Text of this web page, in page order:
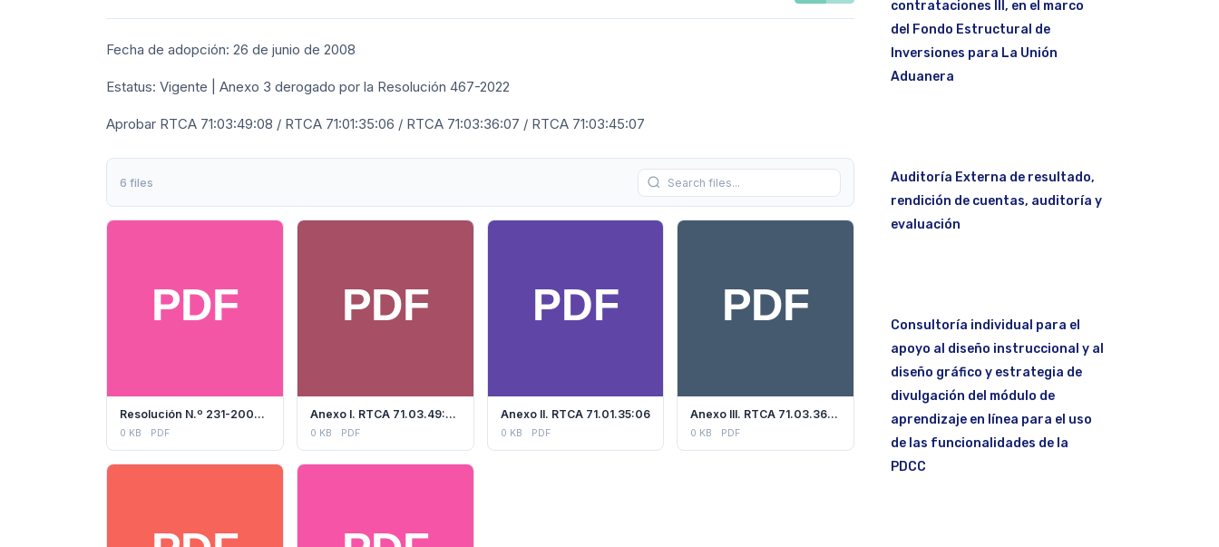
Fecha de adopción: 26 de junio de 2008
Estatus: Vigente | Anexo 3 derogado por la Resolución 467-2022
Aprobar RTCA 71:03:49:08 / RTCA 71:01:35:06 / RTCA 71:03:36:07 / RTCA 71:03:45:07
6 files
Resolución N.º 231-2008 (COMIECO)
0 KB PDF
Anexo I. RTCA 71.03.49:08
0 KB PDF
Anexo II. RTCA 71.01.35:06
0 KB PDF
Anexo III. RTCA 71.03.36:07
0 KB PDF
contrataciones III, en el marco
del Fondo Estructural de
Inversiones para La Unión
Aduanera
Auditoría Externa de resultado,
rendición de cuentas, auditoría y
evaluación
Consultoría individual para el
apoyo al diseño instruccional y al
diseño gráfico y estrategia de
divulgación del módulo de
aprendizaje en línea para el uso
de las funcionalidades de la
PDCC